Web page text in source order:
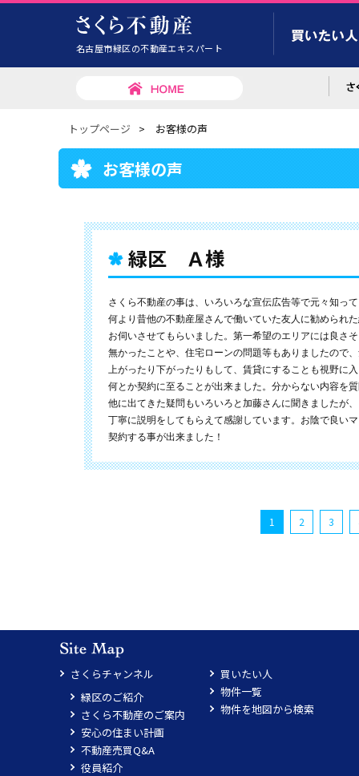
名古屋市緑区の不動産エキスパート
トップページ > お客様の声
お客様の声
緑区 Ａ様
さくら不動産の事は、いろいろな宣伝広告等で元々知っ
何より昔他の不動産屋さんで働いていた友人に勧められ
お伺いさせてもらいました。第一希望のエリアには良さ
無かったことや、住宅ローンの問題等もありましたので
上がったり下がったりもして、賃貸にすることも視野に
何とか契約に至ることが出来ました。分からない内容を
他に出てきた疑問もいろいろと加藤さんに聞きましたが
丁寧に説明をしてもらえて感謝しています。お陰で良い
契約する事が出来ました！
1 2 3
さくらチャンネル
緑区のご紹介
さくら不動産のご案内
安心の住まい計画
不動産売買Q&A
役員紹介
買いたい人
物件一覧
物件を地図から検索